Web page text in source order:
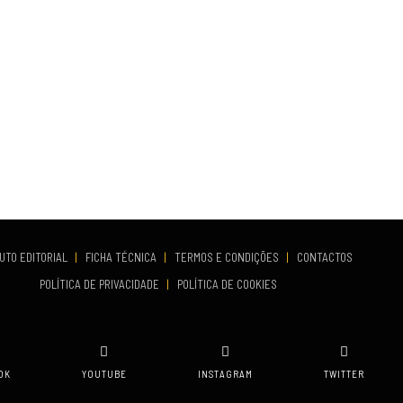
EDITORIAL | FICHA TÉCNICA | TERMOS E CONDIÇÕES |
CONTACTOS
POLÍTICA DE PRIVACIDADE
| POLÍTICA DE COOKIES
YOUTUBE INSTAGRAM TWITTER